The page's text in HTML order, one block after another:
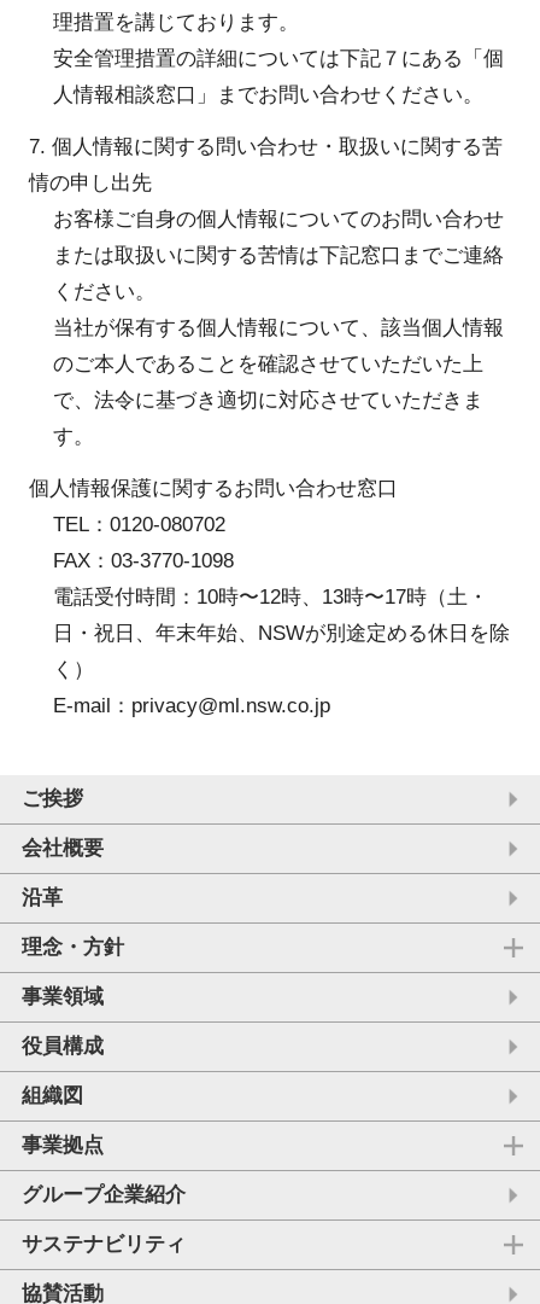
理措置を講じております。
安全管理措置の詳細については下記７にある「個
人情報相談窓口」までお問い合わせください。
7. 個人情報に関する問い合わせ・取扱いに関する苦
情の申し出先
お客様ご自身の個人情報についてのお問い合わせ
または取扱いに関する苦情は下記窓口までご連絡
ください。
当社が保有する個人情報について、該当個人情報
のご本人であることを確認させていただいた上
で、法令に基づき適切に対応させていただきま
す。
個人情報保護に関するお問い合わせ窓口
TEL：0120-080702
FAX：03-3770-1098
電話受付時間：10時〜12時、13時〜17時（土・
日・祝日、年末年始、NSWが別途定める休日を除
く）
E-mail：privacy@ml.nsw.co.jp
ご挨拶
会社概要
沿革
理念・方針
事業領域
役員構成
組織図
事業拠点
グループ企業紹介
サステナビリティ
協賛活動